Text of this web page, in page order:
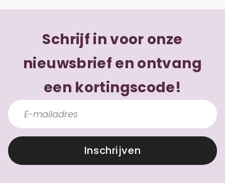
Schrijf in voor onze
nieuwsbrief en ontvang
een kortingscode!
Inschrijven